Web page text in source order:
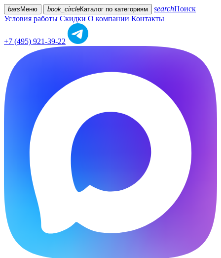
bars Меню book_circleКаталог по категориям searchПоиск
Условия работы Скидки О компании Контакты
+7 (495) 921-39-22